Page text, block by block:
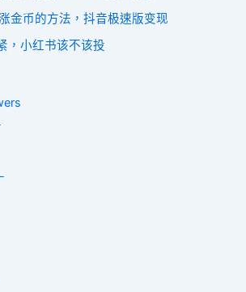
金币的方法，抖音极速版变现
，小红书该不该投